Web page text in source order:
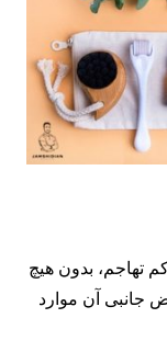
تهاجم، بدون هیچ
جانبی آن موارد